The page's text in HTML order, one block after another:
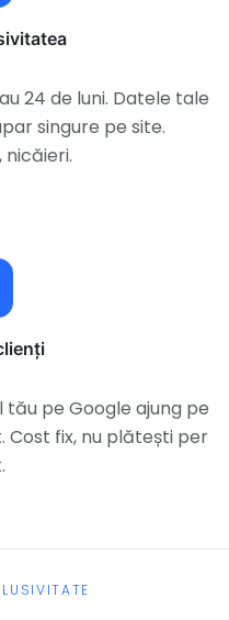
24 de luni. Datele tale
singure pe site.
pe Google ajung pe
fix, nu plătești per